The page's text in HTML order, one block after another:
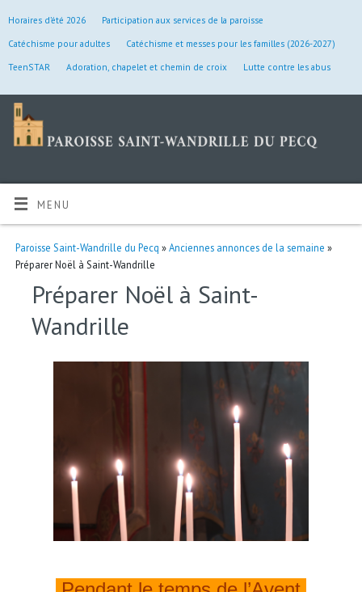
Horaires d’été 2026
Participation aux services de la paroisse
Catéchisme pour adultes
Catéchisme et messes pour les familles (2026-2027)
TeenSTAR
Adoration, chapelet et chemin de croix Lutte contre les abus
MENU
Paroisse Saint-Wandrille du Pecq »Anciennes annonces de la semaine »
Préparer Noël à Saint-Wandrille
Préparer Noël à Saint-
Wandrille